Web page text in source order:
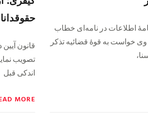
اطلاعات در نامه‌ای خطاب
خواست به قوهٔ قضائیه تذکر
اندکی قبل
MORE